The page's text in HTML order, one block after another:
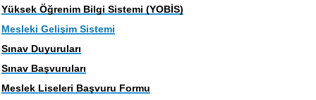
Yüksek Öğrenim Bilgi Sistemi (YOBİS)
Mesleki Gelişim Sistemi
Sınav Duyuruları
Sınav Başvuruları
Meslek Liseleri Başvuru Formu